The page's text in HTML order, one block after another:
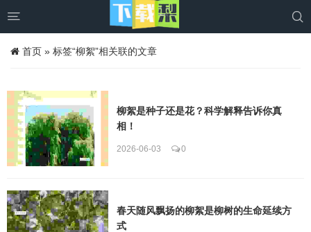
 
首页 » 标签“柳絮”相关联的文章
柳絮是种子还是花？科学解释告诉你真
相！
2026-06-03 0
春天随风飘扬的柳絮是柳树的生命延续方
式